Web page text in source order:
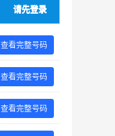
请先登录
查看完整号码
查看完整号码
查看完整号码